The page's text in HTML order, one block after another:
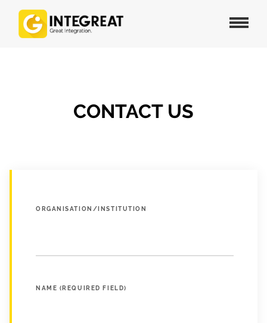
CONTACT US
ORGANISATION/INSTITUTION
NAME (REQUIRED FIELD)